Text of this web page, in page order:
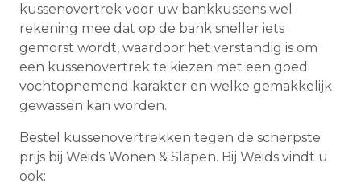
kussenovertrek voor uw bankkussens wel
rekening mee dat op de bank sneller iets
gemorst wordt, waardoor het verstandig is om
een kussenovertrek te kiezen met een goed
vochtopnemend karakter en welke gemakkelijk
gewassen kan worden.
Bestel kussenovertrekken tegen de scherpste
prijs bij Weids Wonen & Slapen. Bij Weids vindt u
ook: